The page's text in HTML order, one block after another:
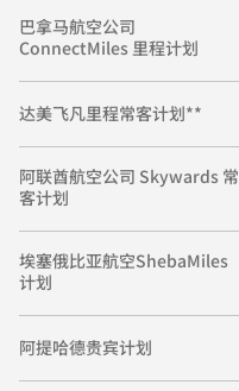
巴拿马航空公司
ConnectMiles 里程计划
达美飞凡里程常客计划**
阿联酋航空公司 Skywards 常
客计划
埃塞俄比亚航空ShebaMiles
计划
阿提哈德贵宾计划